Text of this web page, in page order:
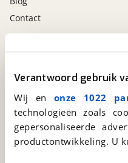
Verantwoord gebruik
Wij en onze 1022
technologieën zoals
gepersonaliseerde
productontwikkeling. U
Contact
viaBOVAG.nl
15
viaBOVAG.nl app
Altijd het meest recente